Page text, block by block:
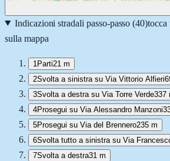
Indicazioni stradali passo-passo (40)tocca
sulla mappa
1 Parti21 m
2Svolta a sinistra su Via Vittorio Alfieri
3Svolta a destra su Via Torre Verde337
4Prosegui su Via Alessandro Manzoni
5Prosegui su Via del Brennero235 m
6Svolta tutto a sinistra su Via
7Svolta a destra31 m